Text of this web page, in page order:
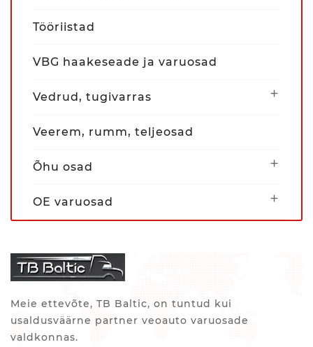
Tööriistad
VBG haakeseade ja varuosad
Vedrud, tugivarras 
Veerem, rumm, teljeosad
Õhu osad 
OE varuosad 
Meie ettevõte, TB Baltic, on tuntud kui
usaldusväärne partner veoauto varuosade
valdkonnas.